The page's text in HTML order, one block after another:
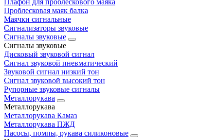
Плафон для проблескового маяка
Проблесковая маяк балка
Маячки сигнальные
Сигнализаторы звуковые
Сигналы звуковые
Сигналы звуковые
Дисковый звуковой сигнал
Сигнал звуковой пневматический
Звуковой сигнал низкий тон
Сигнал звуковой высокий тон
Рупорные звуковые сигналы
Металлорукава
Металлорукава
Металлорукава Камаз
Металлорукава ПЖД
Насосы, помпы, рукава силиконовые